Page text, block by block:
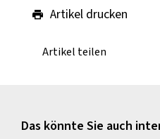
Artikel drucken
Artikel teilen
Das könnte Sie auch